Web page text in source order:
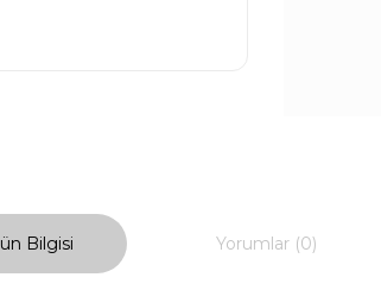
Bilgisi Yorumlar (0)